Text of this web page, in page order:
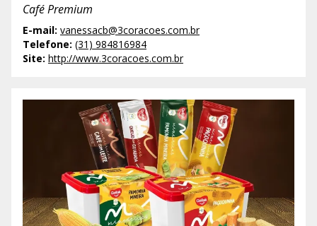
Café Premium
E-mail: vanessacb@3coracoes.com.br
Telefone: (31) 984816984
Site: http://www.3coracoes.com.br